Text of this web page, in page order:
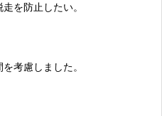
を防止したい。
考慮しました。